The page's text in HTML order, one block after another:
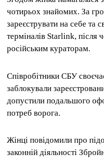
чотирьох знайомих. За
зареєструвати на себе та
терміналів Starlink, після
російським кураторам.
Співробітники СБУ
заблокували
допустили подальшого
потреб ворога.
Жінці повідомили про
законній діяльності